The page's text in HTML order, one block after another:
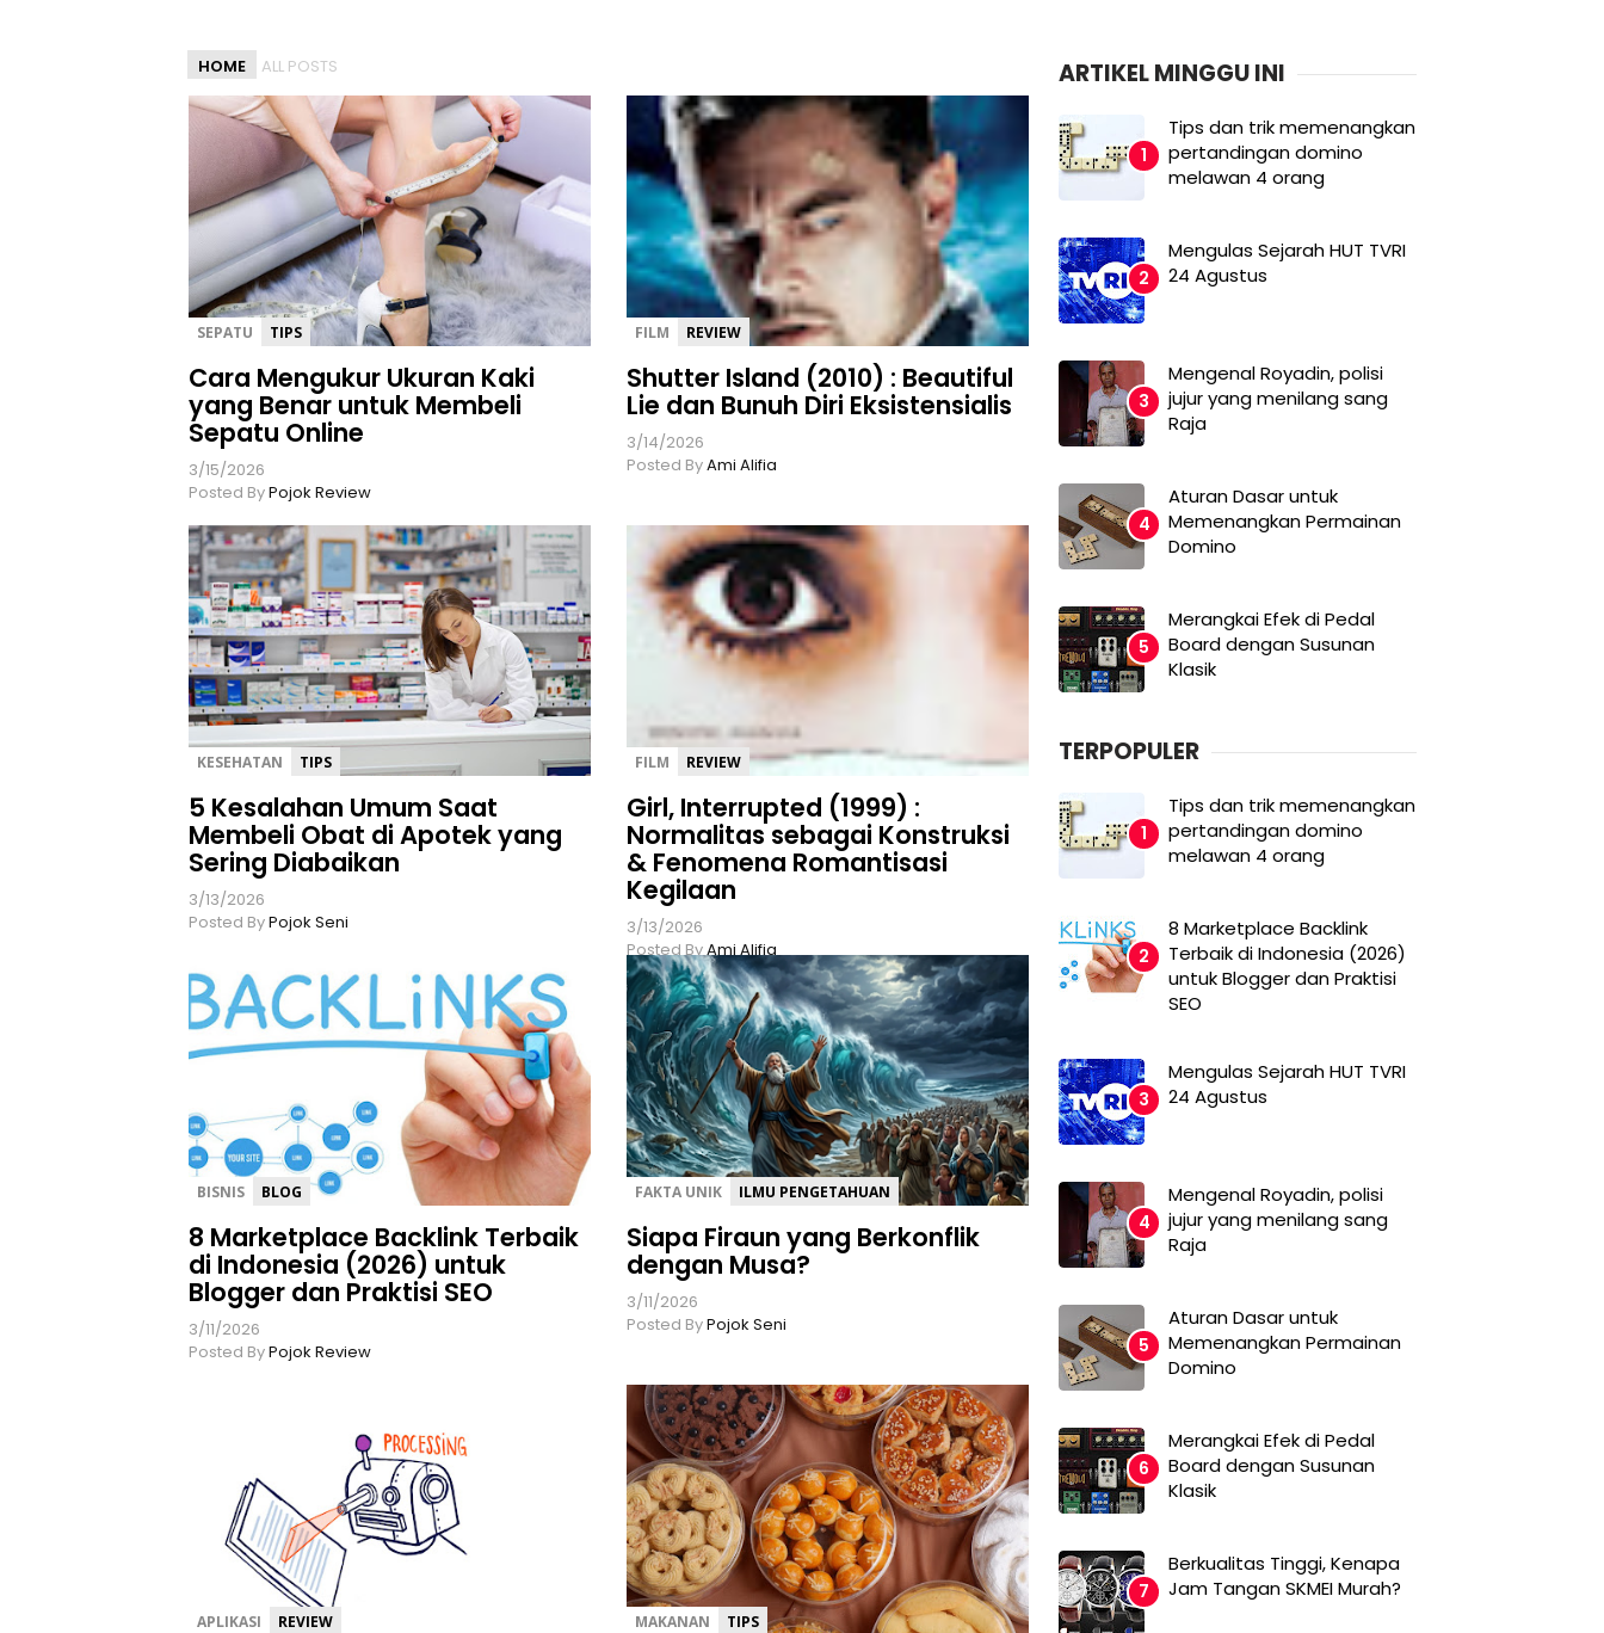
a
s
a
r
b
a
i
k
U
t
u
k
m
u
HOME ALL POSTS
SEPATU TIPS
Cara Mengukur Ukuran Kaki
yang Benar untuk Membeli
Sepatu Online
3/15/2026
Posted ByPojok Review
FILM REVIEW
Shutter Island (2010) : Beautiful
Lie dan Bunuh Diri Eksistensialis
3/14/2026
Posted ByAmi Alifia
KESEHATAN TIPS
5 Kesalahan Umum Saat
Membeli Obat di Apotek yang
Sering Diabaikan
3/13/2026
Posted ByPojok Seni
FILM REVIEW
Girl, Interrupted (1999) :
Normalitas sebagai Konstruksi
& Fenomena Romantisasi
Kegilaan
3/13/2026
Posted ByAmi Alifia
BISNIS BLOG
8 Marketplace Backlink Terbaik
di Indonesia (2026) untuk
Blogger dan Praktisi SEO
3/11/2026
Posted ByPojok Review
FAKTA UNIK ILMU PENGETAHUAN
Siapa Firaun yang Berkonflik
dengan Musa?
3/11/2026
Posted ByPojok Seni
APLIKASI REVIEW MAKANAN TIPS
ARTIKEL MINGGU INI
Tips dan trik memenangkan
pertandingan domino
melawan 4 orang
Mengulas Sejarah HUT TVRI
24 Agustus
Mengenal Royadin, polisi
jujur yang menilang sang
Raja
Aturan Dasar untuk
Memenangkan Permainan
Domino
Merangkai Efek di Pedal
Board dengan Susunan
Klasik
TERPOPULER
Tips dan trik memenangkan
pertandingan domino
melawan 4 orang
8 Marketplace Backlink
Terbaik di Indonesia (2026)
untuk Blogger dan Praktisi
SEO
Mengulas Sejarah HUT TVRI
24 Agustus
Mengenal Royadin, polisi
jujur yang menilang sang
Raja
Aturan Dasar untuk
Memenangkan Permainan
Domino
Merangkai Efek di Pedal
Board dengan Susunan
Klasik
Berkualitas Tinggi, Kenapa
Jam Tangan SKMEI Murah?